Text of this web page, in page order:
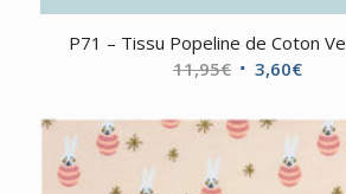
P71 – Tissu Popeline de Coton
11,95€ Le
initial
était :
11,95€.
3,60€Le
est :
3,60€.